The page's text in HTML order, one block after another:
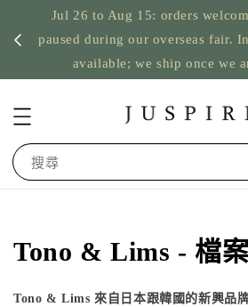
Jul 26 to Aug 15: orders
paused during our overseas fair.
available; we ship once we
搜尋
Tono & Lims - 檔
Tono & Lims 來自日本跟韓國的新興品